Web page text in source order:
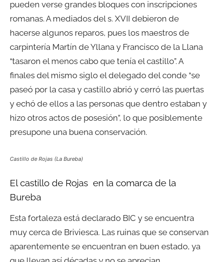
pueden verse grandes bloques con inscripciones
romanas. A mediados del s. XVII debieron de
hacerse algunos reparos, pues los maestros de
carpintería Martín de Yllana y Francisco de la Llana
“tasaron el menos cabo que tenía el castillo”. A
finales del mismo siglo el delegado del conde “se
paseó por la casa y castillo abrió y cerró las puertas
y echó de ellos a las personas que dentro estaban y
hizo otros actos de posesión”, lo que posiblemente
presupone una buena conservación.
Castillo de Rojas (La Bureba)
El castillo de Rojas en la comarca de la
Bureba
Esta fortaleza está declarado BIC y se encuentra
muy cerca de Briviesca. Las ruinas que se conservan
aparentemente se encuentran en buen estado, ya